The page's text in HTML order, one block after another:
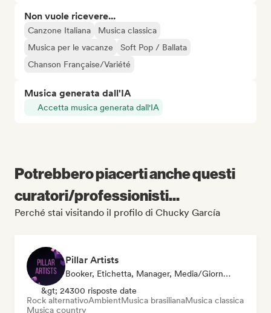
Non vuole ricevere...
Canzone Italiana
Musica classica
Musica per le vacanze
Soft Pop / Ballata
Chanson Française/Variété
Musica generata dall'IA
Accetta musica generata dall'IA
Potrebbero piacerti anche questi
curatori/professionisti...
Perché stai visitando il profilo di Chucky García
Pillar Artists
Booker, Etichetta, Manager, Media/Giornalista, Mentore, Curatore Di Playlist
&gt; 24300 risposte date
Rock alternativoAmbientMusica brasilianaMusica classica
Musica country